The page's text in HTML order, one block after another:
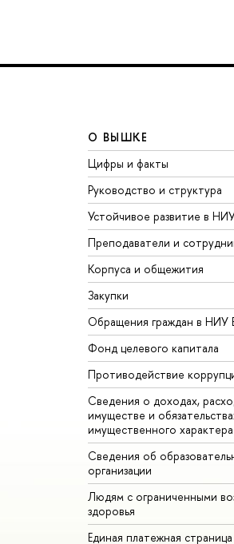
О ВЫШКЕ
Цифры и факты
Руководство и структура
Устойчивое развитие в
Преподаватели и
Корпуса и общежития
Закупки
Обращения граждан в
Фонд целевого капитала
Противодействие
Сведения о доходах,
имуществе и
имущественного характера
Сведения об
организации
Людям с ограниченными
здоровья
Единая платежная страница